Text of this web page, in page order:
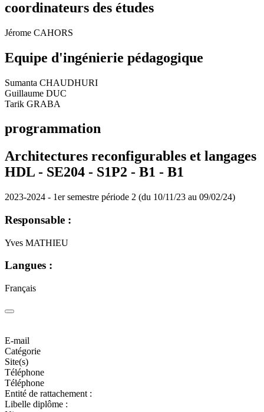
coordinateurs des études
Jérome CAHORS
Equipe d'ingénierie pédagogique
Sumanta CHAUDHURI
Guillaume DUC
Tarik GRABA
programmation
Architectures reconfigurables et langages
HDL - SE204 - S1P2 - B1 - B1
2023-2024 - 1er semestre période 2 (du 10/11/23 au 09/02/24)
Responsable :
Yves MATHIEU
Langues :
Français
E-mail
Catégorie
Site(s)
Téléphone
Téléphone
Entité de rattachement :
Libelle diplôme :